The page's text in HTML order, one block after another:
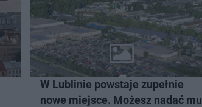
W Lublinie powstaje zupełnie
nowe miejsce. Możesz nadać mu